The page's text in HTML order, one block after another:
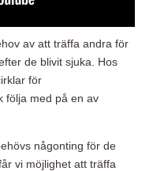
av att träffa andra för
de blivit sjuka. Hos
för
följa med på en av
någonting för de
vi möjlighet att träffa